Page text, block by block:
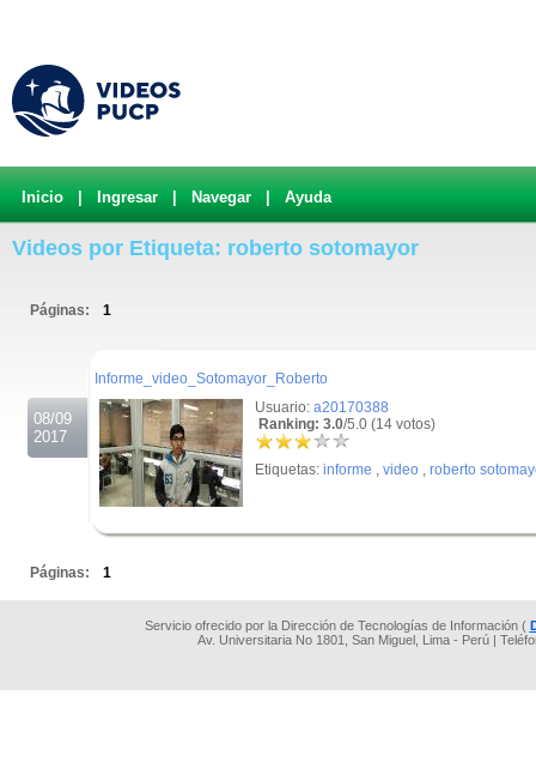
Inicio Ingresar Navegar Ayuda
Videos por Etiqueta: roberto sotomayor
Páginas: 1
08/09
2017
Informe_video_Sotomayor_Roberto
Usuario: a20170388
Ranking: 3.0/5.0 (14 votos)
Etiquetas: informe , video , roberto
Páginas: 1
Servicio ofrecido por la Dirección de Tecnologías de Información (
Av. Universitaria No 1801, San Miguel, Lima - Perú |